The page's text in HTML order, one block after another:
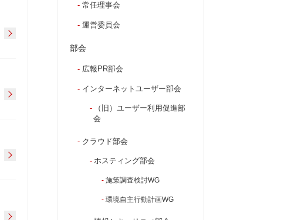
常任理事会
運営委員会
部会
広報PR部会
インターネットユーザー部会
（旧）ユーザー利用促進部
会
クラウド部会
ホスティング部会
施策調査検討WG
環境自主行動計画WG